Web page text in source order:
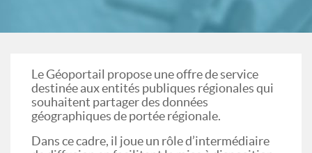
Le Géoportail propose une offre de service
destinée aux entités publiques régionales qui
souhaitent partager des données
géographiques de portée régionale.
Dans ce cadre, il joue un rôle d’intermédiaire